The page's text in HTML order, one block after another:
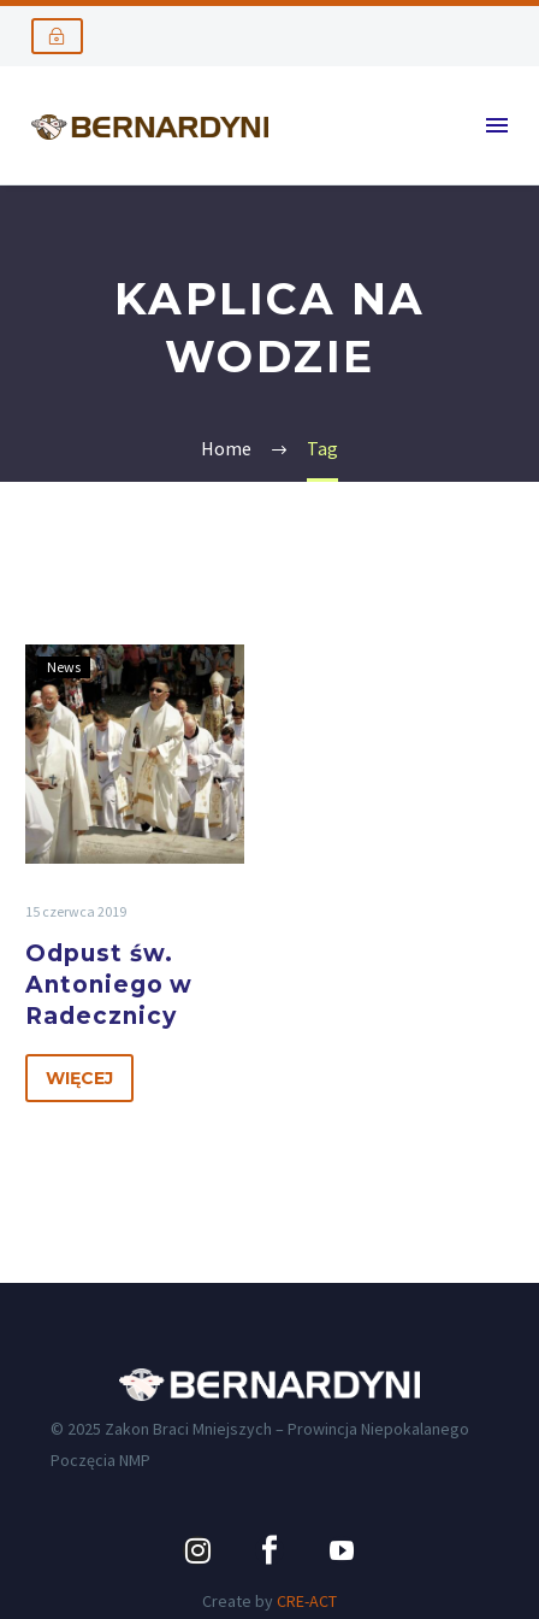
KAPLICA NA
WODZIE
Home Tag
News
15 czerwca 2019
Odpust św.
Antoniego w
Radecznicy
WIĘCEJ
© 2025 Zakon Braci Mniejszych – Prowincja Niepokalanego
Poczęcia NMP
Create by CRE-ACT